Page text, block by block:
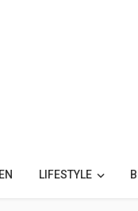
LIFESTYLE